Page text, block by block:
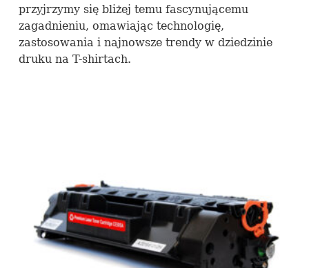
przyjrzymy się bliżej temu fascynującemu
zagadnieniu, omawiając technologię,
zastosowania i najnowsze trendy w dziedzinie
druku na T-shirtach.